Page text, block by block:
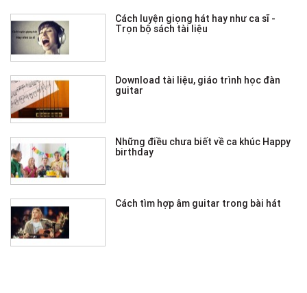
Cách luyện giọng hát hay như ca sĩ -
Trọn bộ sách tài liệu
Download tài liệu, giáo trình học đàn
guitar
Những điều chưa biết về ca khúc Happy
birthday
Cách tìm hợp âm guitar trong bài hát